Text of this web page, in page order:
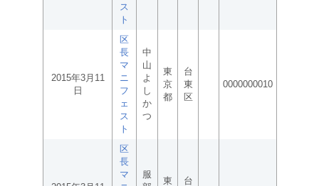
ス
ト
2015年3月11
日
区
長
マ
ニ
フ
ェ
ス
ト
中
山
よ
し
か
つ
東
京
都
台
東
区
0000000010
区
長
マ
服
東
台